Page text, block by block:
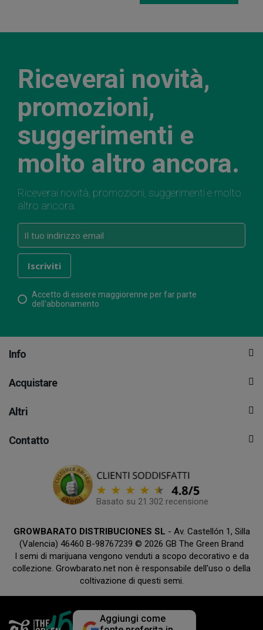
Riceverai novità,
promozioni,
suggerimenti e
molto altro ancora.
Riceverai novità, promozioni, suggerimenti e molto
altro ancora.
Accetto di essere maggiorenne per far parte
dell'abbonamento
Info
Acquistare
Altri
Contatto
Basato su 21.302 recensione
GROWBARATO DISTRIBUCIONES SL - Av. Castellón 1, Silla
(Valencia) 46460 B-98767239 © 2026 GB The Green Brand
I semi di marijuana vengono venduti a scopo decorativo e da
collezione. Growbarato.net non è responsabile dell'uso o della
coltivazione di questi semi.
Aggiungi come